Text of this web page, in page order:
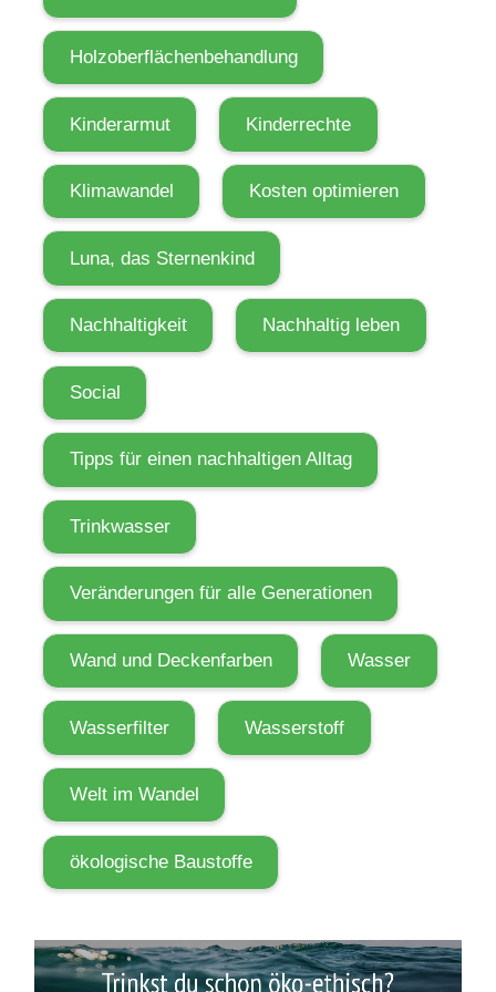
W
e
w
e
B
e
s
z
z
u
b
e
s
q
Holzoberflächenbehandlung
Kinderarmut Kinderrechte
Klimawandel Kosten optimieren
Luna, das Sternenkind
Nachhaltigkeit Nachhaltig leben
Social
Tipps für einen nachhaltigen Alltag
Trinkwasser
Veränderungen für alle Generationen
Wand und Deckenfarben Wasser
Wasserfilter Wasserstoff
Welt im Wandel
ökologische Baustoffe
V
i